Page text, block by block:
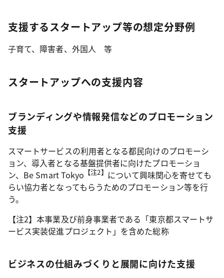
支援するスタートアップ等の想定分野例
子育て、障害者、外国人 等
スタートアップへの支援内容
ブランディングや情報発信などのプロモーション
支援
スマートサービスの利用者となる都民向けのプロモーシ
ョン、導入者となる基盤提供者に向けたプロモーショ
ン、Be Smart Tokyo 【注2】 について興味関心を寄せても
らい協力者となってもらうためのプロモーション等を行
う。
【注2】本事業及び前身事業者である「東京都スマートサ
ービス実装促進プロジェクト」を含めた総称
ビジネスの仕組みづくりと展開に向けた支援